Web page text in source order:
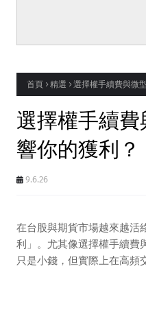
首頁 精選 選擇權手續費與微
選擇權手續
響你的獲利？
9.6.26
在台股與期貨市場越來越活
利」。尤其像選擇權手續費
只是小錢，但實際上在高頻